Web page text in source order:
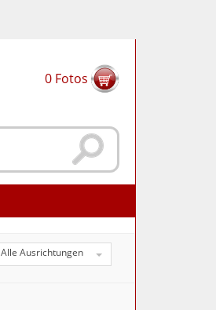
0 Fotos
Alle Ausrichtungen